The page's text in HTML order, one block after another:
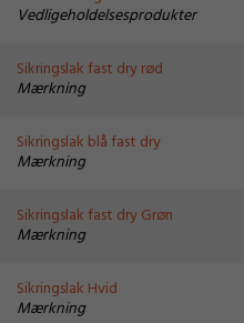
Vedligeholdelsesprodukter
Sikringslak fast dry rød
Mærkning
Sikringslak blå fast dry
Mærkning
Sikringslak fast dry Grøn
Mærkning
Sikringslak Hvid
Mærkning